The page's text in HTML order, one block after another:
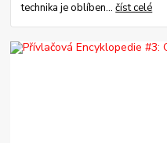
technika je oblíben...číst celé